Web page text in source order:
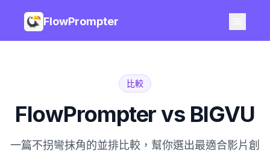
FlowPrompter
比較
FlowPrompter vs BIGVU
一篇不拐彎抹角的並排比較，幫你選出最適合影片創